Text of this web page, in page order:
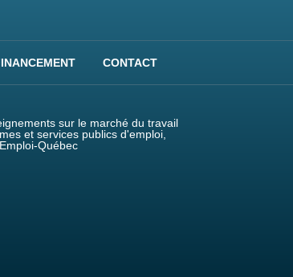
CONTACT
sur le marché du travail
et services publics d'emploi,
Québec